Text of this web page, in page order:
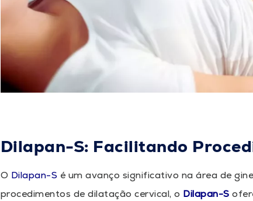
Dilapan-S: Facilitando
O Dilapan-S é um avanço significativo na área de
procedimentos de dilatação cervical, o Dilapan-S